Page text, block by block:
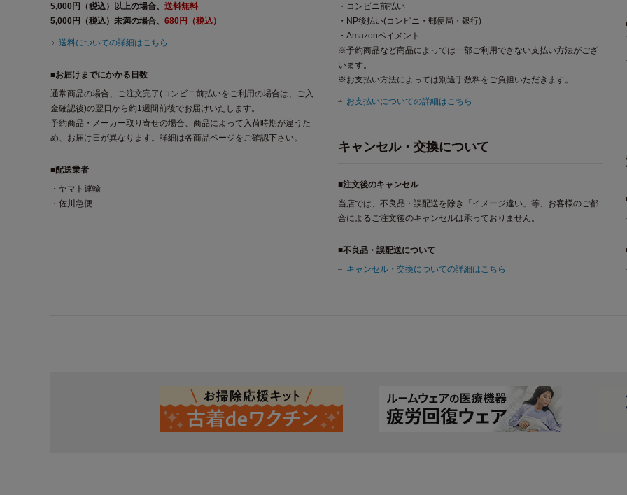
5,000円（税込）以上の場合、 送料無料
5,000円（税込）未満の場合、 680円（税込）
送料についての詳細はこちら
■お届けまでにかかる日数
通常商品の場合、ご注文完了(コンビニ前払いをご利用の場合は、ご入
金確認後)の翌日から約1週間前後でお届けいたします。
予約商品・メーカー取り寄せの場合、商品によって入荷時期が違うた
め、お届け日が異なります。詳細は各商品ページをご確認下さい。
■配送業者
・ヤマト運輸
・佐川急便
・コンビニ前払い
・NP後払い(コンビニ・郵便局・銀行)
・Amazonペイメント
※予約商品など商品によっては一部ご利用できない支払い方法がござ
います。
※お支払い方法によっては別途手数料をご負担いただきます。
お支払いについての詳細はこちら
キャンセル・交換について
■注文後のキャンセル
当店では、不良品・誤配送を除き「イメージ違い」等、お客様のご都
合によるご注文後のキャンセルは承っておりません。
■不良品・誤配送について
キャンセル・交換についての詳細はこちら